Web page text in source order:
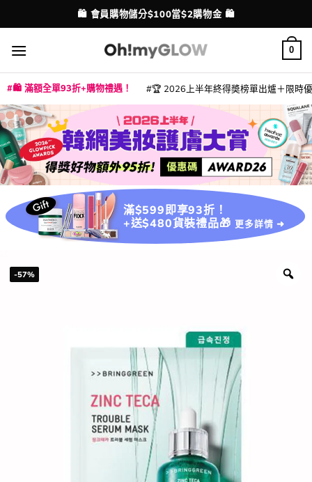
to
content
配送港澳
💳 支援消費券、FPS、八達通、PAYME、信用卡付款
0
🛍️ 滿額全單93折+購物禮遇！ 🏆 2026上半年終得奬榜單出爐＋限時
滿$599即享93折！
+送$480貨裝禮品🎁 更多詳情 ➜
-57%